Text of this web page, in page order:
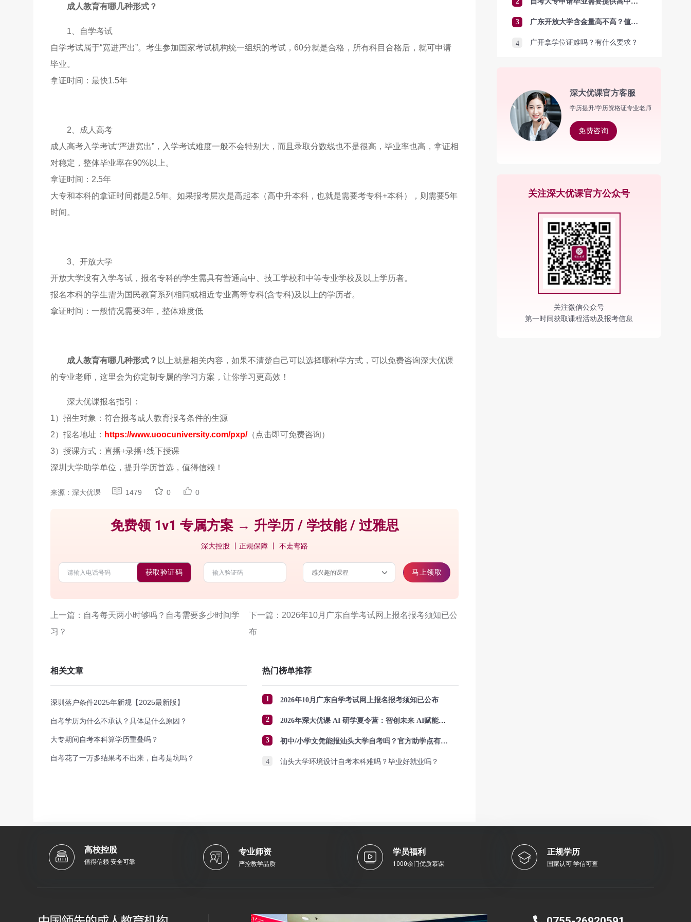
成人教育有哪几种形式？
1、自学考试
自学考试属于“宽进严出”。考生参加国家考试机构统一组织的考试，60分就是合格，所有科目合格后，就可申请
毕业。
拿证时间：最快1.5年
2、成人高考
成人高考入学考试“严进宽出”，入学考试难度一般不会特别大，而且录取分数线也不是很高，毕业率也高，拿证相
对稳定，整体毕业率在90%以上。
拿证时间：2.5年
大专和本科的拿证时间都是2.5年。如果报考层次是高起本（高中升本科，也就是需要考专科+本科），则需要5年
时间。‍
3、开放大学
开放大学没有入学考试，报名专科的学生需具有普通高中、技工学校和中等专业学校及以上学历者。
报名本科的学生需为国民教育系列相同或相近专业高等专科(含专科)及以上的学历者。
拿证时间：一般情况需要3年，整体难度低
成人教育有哪几种形式？ 以上就是相关内容，如果不清楚自己可以选择哪种学方式，可以免费咨询深大优课
的专业老师，这里会为你定制专属的学习方案，让你学习更高效！
深大优课报名指引：
1）招生对象：符合报考成人教育报考条件的生源
2）报名地址： https://www.uoocuniversity.com/pxp/（点击即可免费咨询）
3）授课方式：直播+录播+线下授课
深圳大学助学单位，提升学历首选，值得信赖！
来源：深大优课 1479 0 0
免费领 1v1 专属方案 → 升学历 / 学技能 / 过雅思
深大控股 丨正规保障 丨 不走弯路
获取验证码 马上领取
上一篇：自考每天两小时够吗？自考需要多少时间学
习？
下一篇：2026年10月广东自学考试网上报名报考须知已公
布
相关文章
深圳落户条件2025年新规【2025最新版】
自考学历为什么不承认？具体是什么原因？
大专期间自考本科算学历重叠吗？
自考花了一万多结果考不出来，自考是坑吗？
热门榜单推荐
1 2026年10月广东自学考试网上报名报考须知已公布
2 2026年深大优课 AI 研学夏令营：智创未来 AI赋能成长
3 初中/小学文凭能报汕头大学自考吗？官方助学点有哪些？怎么报名？
4 汕头大学环境设计自考本科难吗？毕业好就业吗？
3 广东开放大学含金量高不高？值得报考吗？
4 广开拿学位证难吗？有什么要求？
深大优课官方客服
学历提升/学历资格证专业老师
免费咨询
关注深大优课官方公众号
关注微信公众号
第一时间获取课程活动及报考信息
高校控股
值得信赖 安全可靠
专业师资
严控教学品质
学员福利
1000余门优质慕课
正规学历
国家认可 学信可查